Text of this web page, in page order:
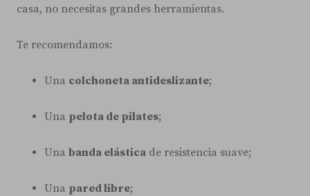
casa, no necesitas grandes herramientas.
Te recomendamos:
Una colchoneta antideslizante;
Una pelota de pilates;
Una banda elástica de resistencia suave;
Una pared libre;